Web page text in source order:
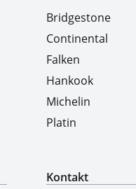
Bridgestone
Continental
Falken
Hankook
Michelin
Platin
Kontakt